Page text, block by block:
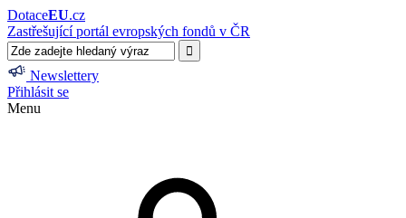
DotaceEU.cz
Zastřešující portál evropských fondů v ČR
Newslettery
Přihlásit se
Menu